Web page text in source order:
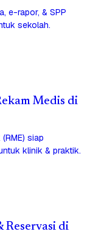
e-rapor, & SPP
sekolah.
Medis di
siap
klinik & praktik.
Reservasi di